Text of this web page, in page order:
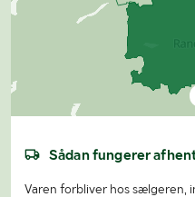
Sådan fungerer
Varen forbliver hos sælgeren,